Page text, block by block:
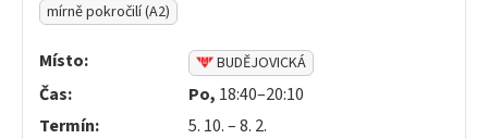
mírně pokročilí (A2)
Místo: BUDĚJOVICKÁ
Čas: Po, 18:40–20:10
Termín:
5. 10. – 8. 2.